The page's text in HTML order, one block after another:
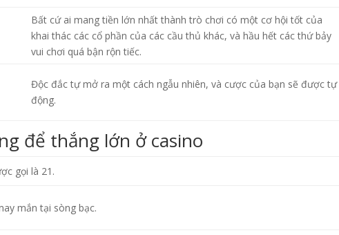
Bất cứ ai mang tiền lớn nhất thành trò chơi có một cơ hội tốt của
khai thác các cổ phần của các cầu thủ khác, và hầu hết các thứ bảy
vui chơi quá bận rộn tiếc.
Độc đắc tự mở ra một cách ngẫu nhiên, và cược của bạn sẽ được tự
động.
để thắng lớn ở casino
gọi là 21.
mắn tại sòng bạc.